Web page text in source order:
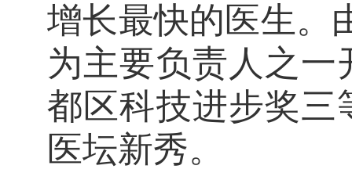
增长最快的医生。
为主要负责人之
都区科技进步奖三
医坛新秀。